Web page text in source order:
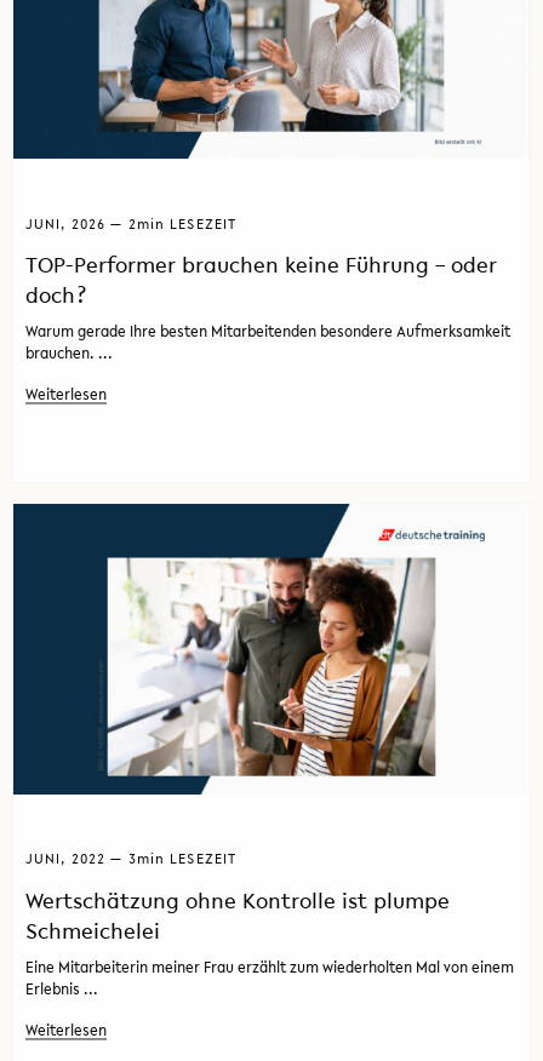
JUNI, 2026 — 2min LESEZEIT
TOP-Performer brauchen keine Führung – oder
doch?
Warum gerade Ihre besten Mitarbeitenden besondere Aufmerksamkeit
brauchen. ...
Weiterlesen
JUNI, 2022 — 3min LESEZEIT
Wertschätzung ohne Kontrolle ist plumpe
Schmeichelei
Eine Mitarbeiterin meiner Frau erzählt zum wiederholten Mal von einem
Erlebnis ...
Weiterlesen